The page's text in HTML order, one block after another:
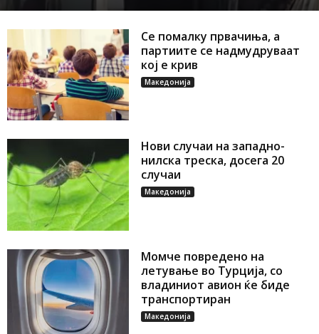
Се помалку првачиња, а
партиите се надмудруваат
кој е крив
Македонија
Нови случаи на западно-
нилска треска, досега 20
случаи
Македонија
Момче повредено на
летување во Турција, со
владиниот авион ќе биде
транспортиран
Македонија